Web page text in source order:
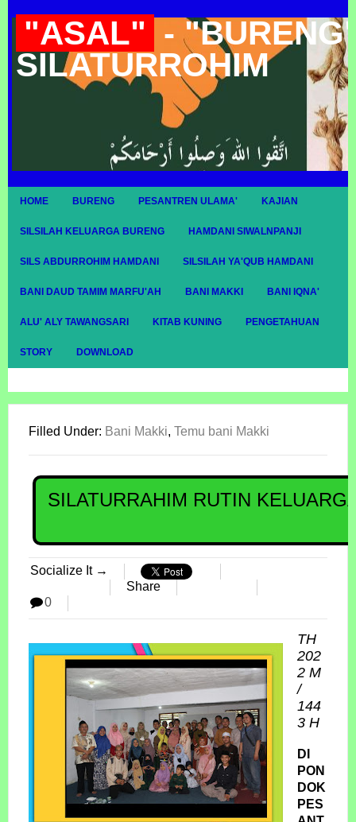
"ASAL" -
SILATURROHIM
HOME BURENG PESANTREN ULAMA' KAJIAN
SILSILAH KELUARGA BURENG HAMDANI SIWALNPANJI
SILS ABDURROHIM HAMDANI SILSILAH YA'QUB HAMDANI
BANI DAUD TAMIM MARFU'AH BANI MAKKI BANI IQNA'
ALU' ALY TAWANGSARI KITAB KUNING PENGETAHUAN
STORY DOWNLOAD
Filled Under: Bani Makki, Temu bani Makki
SILATURRAHIM RUTIN
Socialize It →
Share
0
TH
202
2 M
/
144
3 H
DI
PON
DOK
PES